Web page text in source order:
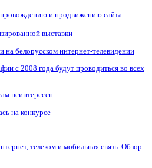
и продвижению сайта
выставки
на белорусском интернет-телевидении
с 2008 года будут проводиться во всех
неинтересен
на конкурсе
телеком и мобильная связь. Обзор